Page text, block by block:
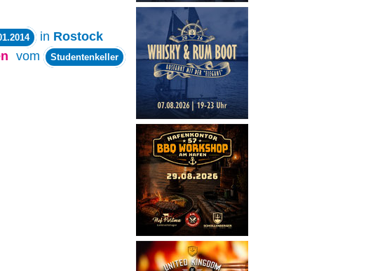
in Rostock
vom Studentenkeller